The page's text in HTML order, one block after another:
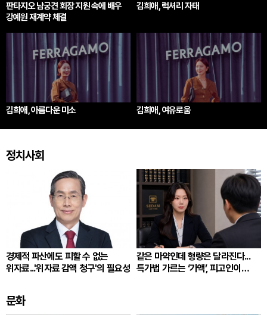
판타지오 남궁견 회장 지원 속에 배우
강예원 재계약 체결
김희애, 럭셔리 자태
김희애, 아름다운 미소 김희애, 여유로움
정치사회
경제적 파산에도 피할 수 없는
위자료...'위자료 감액 청구'의 필요성
같은 마약인데 형량은 달라진다...
특가법 가르는 ‘가액’, 피고인이
문화